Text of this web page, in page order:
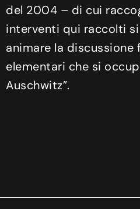
del 2004 – di cui
interventi qui raccolti
animare la
elementari che si
Auschwitz”.